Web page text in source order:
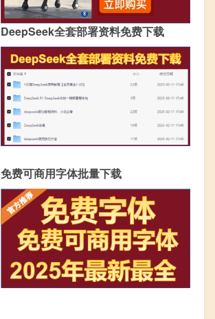
DeepSeek全套部署资料免费下载
免费可商用字体批量下载